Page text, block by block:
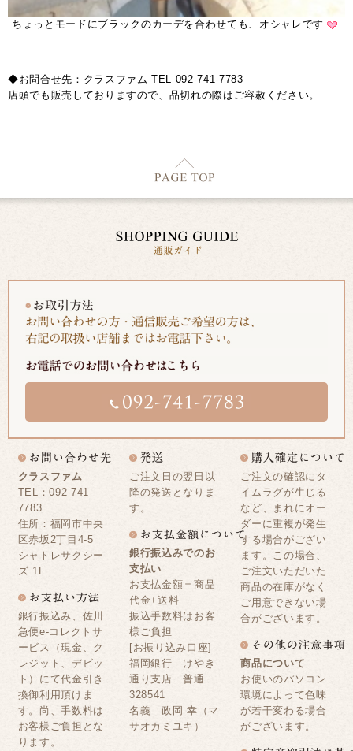
ちょっとモードにブラックのカーデを合わせても、オシャレです
◆お問合せ先：クラスファム TEL 092-741-7783
店頭でも販売しておりますので、品切れの際はご容赦ください。
クラスファム
TEL：092-741-
7783
住所：福岡市中央
区赤坂2丁目4-5
シャトレサクシー
ズ 1F
銀行振込み、佐川
急便e-コレクトサ
ービス（現金、ク
レジット、デビッ
ト）にて代金引き
換御利用頂けま
す。尚、手数料は
お客様ご負担とな
ります。
ご注文日の翌日以
降の発送となりま
す。
銀行振込みでのお
支払い
お支払金額＝商品
代金+送料
振込手数料はお客
様ご負担
[お振り込み口座]
福岡銀行 けやき
通り支店 普通
328541
名義 政岡 幸（マ
サオカミユキ）
ご注文の確認にタ
イムラグが生じる
など、まれにオー
ダーに重複が発生
する場合がござい
ます。この場合、
ご注文いただいた
商品の在庫がなく
ご用意できない場
合がございます。
商品について
お使いのパソコン
環境によって色味
が若干変わる場合
がございます。